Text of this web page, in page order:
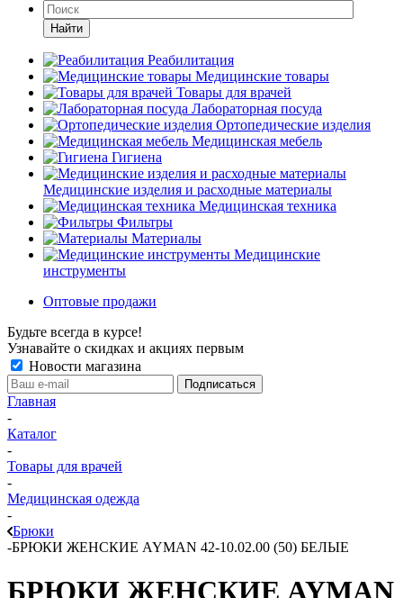
Найти
Реабилитация
Медицинские товары
Товары для врачей
Лабораторная посуда
Ортопедические изделия
Медицинская мебель
Гигиена
Медицинские изделия и расходные материалы
Медицинская техника
Фильтры
Материалы
Медицинские
инструменты
Оптовые продажи
Будьте всегда в курсе!
Узнавайте о скидках и акциях первым
Новости магазина
Главная
-
Каталог
-
Товары для врачей
-
Медицинская одежда
-
Брюки
-БРЮКИ ЖЕНСКИЕ AYMAN 42-10.02.00 (50) БЕЛЫЕ
БРЮКИ ЖЕНСКИЕ AYMAN